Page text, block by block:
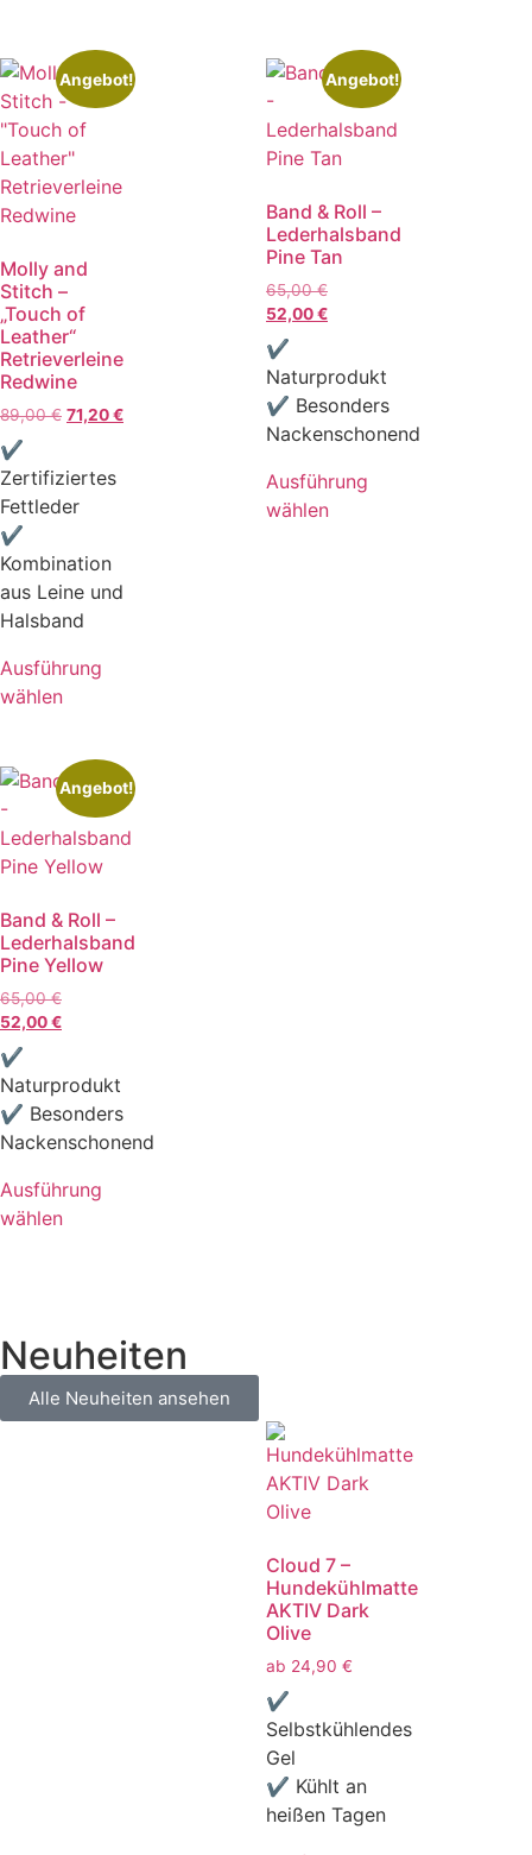
Angebot!
Molly and
Stitch –
„Touch of
Leather“
Retrieverleine
Redwine
89,00€ 71,20€
✔
Zertifiziertes
Fettleder
✔
Kombination
aus Leine und
Halsband
Ausführung
wählen
Angebot!
Band & Roll –
Lederhalsband
Pine Tan
65,00€
52,00€
✔
Naturprodukt
✔ Besonders
Nackenschonend
Ausführung
wählen
Angebot!
Band & Roll –
Lederhalsband
Pine Yellow
65,00€
52,00€
✔
Naturprodukt
✔ Besonders
Nackenschonend
Ausführung
wählen
Neuheiten
Alle Neuheiten ansehen
Cloud 7 –
Hundekühlmatte
AKTIV Dark
Olive
ab 24,90 €
✔
Selbstkühlendes
Gel
✔ Kühlt an
heißen Tagen